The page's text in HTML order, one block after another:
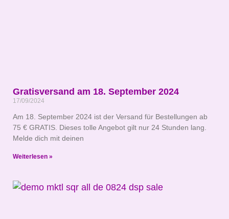
Gratisversand am 18. September 2024
17/09/2024
Am 18. September 2024 ist der Versand für Bestellungen ab
75 € GRATIS. Dieses tolle Angebot gilt nur 24 Stunden lang.
Melde dich mit deinen
Weiterlesen »